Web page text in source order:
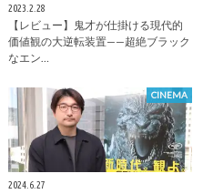
2023.2.28
【レビュー】鬼才が仕掛ける現代的
価値観の大逆転装置——超絶ブラック
なエン…
CINEMA
2024.6.27